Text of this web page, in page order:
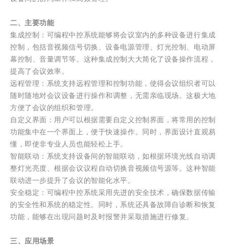
二、主要功能
集成控制：可编程中控系统能够将会议室内的多种设备进行集成
控制，包括音视频信号切换、设备电源管理、灯光控制、电动屏
幕控制、音量调节等。这种集成控制大大简化了设备操作流程，
提高了会议效率。
远程管理：系统支持远程管理和控制功能，使得会议组织者可以
随时随地对会议设备进行操作和调整，无需亲临现场。这极大地
方便了会议的组织和管理。
自定义界面：用户可以根据需要自定义控制界面，将常用的控制
功能集中在一个界面上，便于快速操作。同时，界面设计直观易
懂，即使非专业人员也能轻松上手。
智能联动：系统支持设备间的智能联动，如根据环境光线自动调
整灯光亮度、根据会议议程自动切换音视频信号源等。这种智能
联动进一步提升了会议的智能化水平。
安全稳定：可编程中控系统采用先进的安全技术，确保数据传输
的安全性和系统的稳定性。同时，系统还具备故障自诊断和恢复
功能，能够在出现问题时及时报警并采取措施进行修复。
三、应用场景